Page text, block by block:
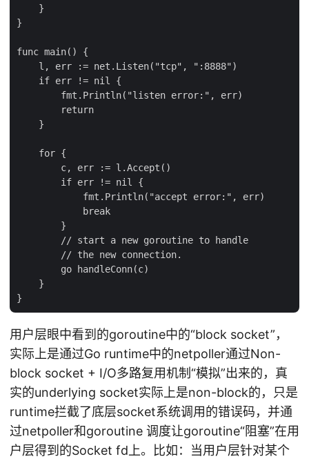
    }
}
func main() {
    l, err := net.Listen("tcp", ":8888")
    if err != nil {
        fmt.Println("listen error:", err)
        return
    }
    for {
        c, err := l.Accept()
        if err != nil {
            fmt.Println("accept error:", err)
            break
        }
        // start a new goroutine to handle
        // the new connection.
        go handleConn(c)
    }
用户层眼中看到的goroutine中的“block socket”，
实际上是通过Go runtime中的netpoller通过Non-
block socket + I/O多路复用机制“模拟”出来的，真
实的underlying socket实际上是non-block的，只是
runtime拦截了底层socket系统调用的错误码，并通
过netpoller和goroutine 调度让goroutine“阻塞”在用
户层得到的Socket fd上。比如：当用户层针对某个